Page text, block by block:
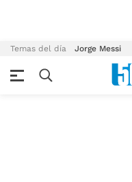
Temas del día Jorge Messi